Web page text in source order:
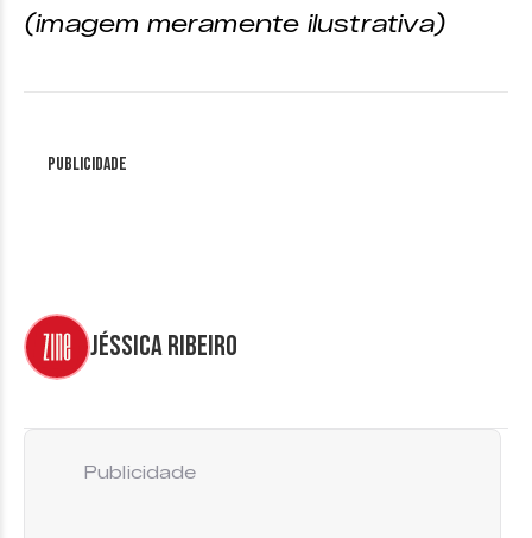
(imagem meramente ilustrativa)
Publicidade
Jéssica Ribeiro
Publicidade